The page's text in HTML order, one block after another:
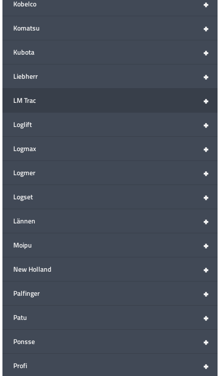
+
Kobelco
+
Komatsu
+
Kubota
+
Liebherr
+
LM Trac
+
Loglift
+
Logmax
+
Logmer
+
Logset
+
Lännen
+
Moipu
+
New Holland
+
Palfinger
+
Patu
+
Ponsse
+
Profi